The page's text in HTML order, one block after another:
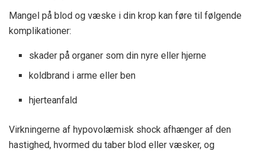
Mangel på blod og væske i din krop kan føre til følgende
komplikationer:
skader på organer som din nyre eller hjerne
koldbrand i arme eller ben
hjerteanfald
Virkningerne af hypovolæmisk shock afhænger af den
hastighed, hvormed du taber blod eller væsker, og